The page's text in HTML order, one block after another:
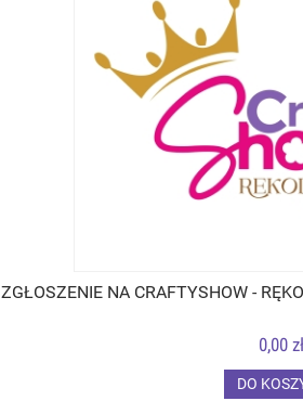
ZGŁOSZENIE NA CRAFTYSHOW -
0,00 zł
DO